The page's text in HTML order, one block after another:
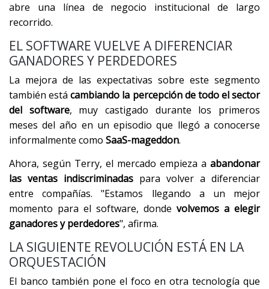
abre una línea de negocio institucional de largo
recorrido.
EL SOFTWARE VUELVE A DIFERENCIAR
GANADORES Y PERDEDORES
La mejora de las expectativas sobre este segmento
también estácambiando la percepción de todo el sector
del software, muy castigado durante los primeros
meses del año en un episodio que llegó a conocerse
informalmente como SaaS-mageddon.
Ahora, según Terry, el mercado empieza a abandonar
las ventas indiscriminadas para volver a diferenciar
entre compañías. "Estamos llegando a un mejor
momento para el software, donde volvemos a elegir
ganadores y perdedores", afirma.
LA SIGUIENTE REVOLUCIÓN ESTÁ EN LA
ORQUESTACIÓN
El banco también pone el foco en otra tecnología que